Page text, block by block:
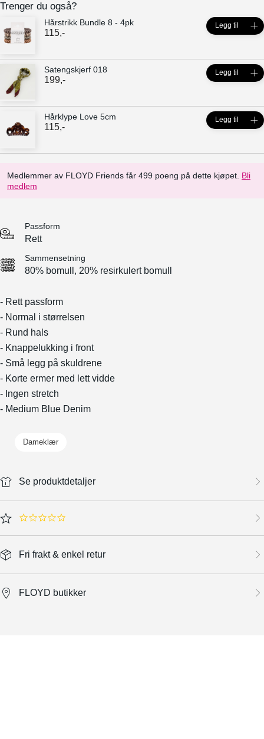
Medlemmer av FLOYD Friends får 499 poeng på dette kjøpet. Bli
medlem
Trenger du også?
Hårstrikk Bundle 8 - 4pk
115,-
Legg til
Satengskjerf 018
199,-
Legg til
Hårklype Love 5cm
115,-
Legg til
Passform
Rett
Sammensetning
80% bomull, 20% resirkulert bomull
- Rett passform
- Normal i størrelsen
- Rund hals
- Knappelukking i front
- Små legg på skuldrene
- Korte ermer med lett vidde
- Ingen stretch
- Medium Blue Denim
Dameklær
Se produktdetaljer
0.0 star rating
Fri frakt & enkel retur
FLOYD butikker